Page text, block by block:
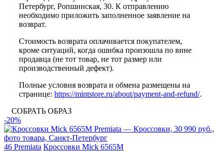
Петербург, Ропшинская, 30. К отправлению
необходимо приложить заполненное заявление на
возврат.
Стоимость возврата оплачивается покупателем,
кроме ситуаций, когда ошибка произошла по вине
продавца (не тот товар, не тот размер или
производственный дефект).
Полные условия возврата и обмена размещены на
странице: https://mintstore.ru/about/payment-and-refund/.
СОБРАТЬ ОБРАЗ
-20%
46 Premiata Кроссовки Mick 6565M